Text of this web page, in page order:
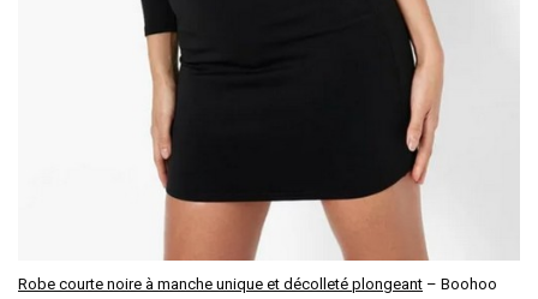
Robe courte noire à manche unique et décolleté plongeant – Boohoo